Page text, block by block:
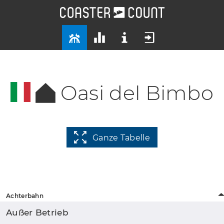
Oasi del Bimbo
Ganze Tabelle
Achterbahn
Außer Betrieb